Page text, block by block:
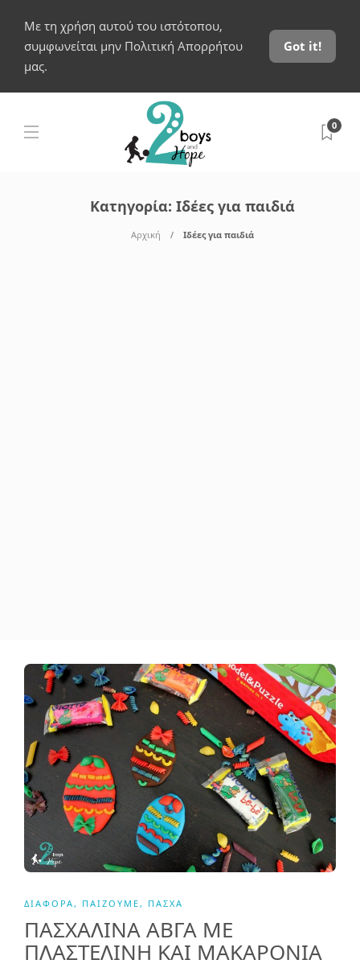
Με τη χρήση αυτού του ιστότοπου,
συμφωνείται μην Πολιτική Απορρήτου
μας.
Got it!
0
Κατηγορία: Ιδέες για παιδιά
Αρχική Ιδέες για παιδιά
ΔΙΆΦΟΡΑ, ΠΑΊΖΟΥΜΕ, ΠΆΣΧΑ
ΠΑΣΧΑΛΙΝΑ ΑΒΓΑ ΜΕ
ΠΛΑΣΤΕΛΙΝΗ ΚΑΙ ΜΑΚΑΡΟΝΙΑ